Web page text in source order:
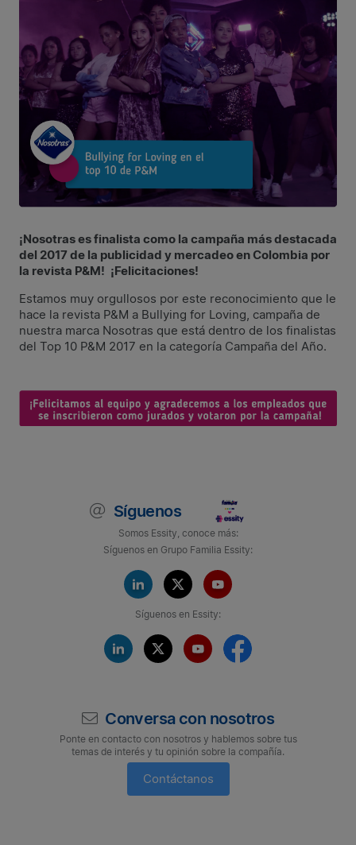
¡Nosotras es finalista como la campaña más destacada
del 2017 de la publicidad y mercadeo en Colombia por
la revista P&M! ¡Felicitaciones!
Estamos muy orgullosos por este reconocimiento que le
hace la revista P&M a Bullying for Loving, campaña de
nuestra marca Nosotras que está dentro de los finalistas
del Top 10 P&M 2017 en la categoría Campaña del Año.
Síguenos
Somos Essity, conoce más:
Síguenos en Grupo Familia Essity:
Síguenos en Essity:
Conversa con nosotros
Ponte en contacto con nosotros y hablemos sobre tus
temas de interés y tu opinión sobre la compañía.
Contáctanos